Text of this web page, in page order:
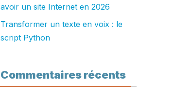
avoir un site Internet en 2026
Transformer un texte en voix : le
script Python
Commentaires récents